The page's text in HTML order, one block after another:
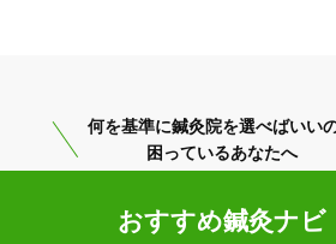
20時以降OK
何を基準に鍼灸院を選べばいい
困っているあなたへ
おすすめ鍼灸ナビ